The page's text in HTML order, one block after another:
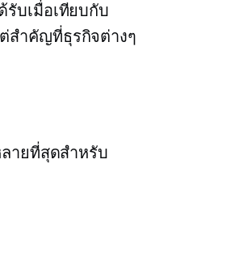
บเมื่อเทียบกับ
สำคัญที่ธุรกิจต่างๆ
ายที่สุดสำหรับ